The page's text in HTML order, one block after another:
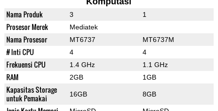
Nama Produk 3 1
Prosesor Merek Mediatek
Nama Prosesor MT6737 MT6737M
# Inti CPU 4 4
Frekuensi CPU 1.4 GHz 1.1 GHz
RAM 2GB 1GB
Kapasitas Storage
untuk Pemakai
16GB 8GB